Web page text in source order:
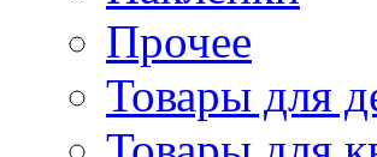
Прочее
Товары для